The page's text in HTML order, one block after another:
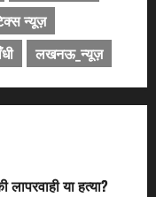
न्यूज़
लखनऊ_न्यूज़
या हत्या?